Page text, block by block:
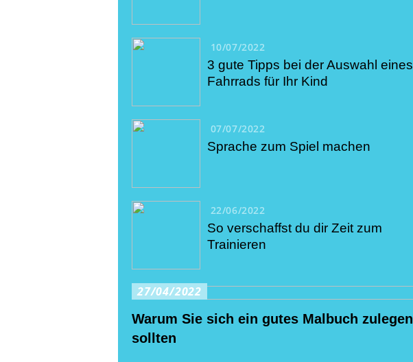
10/07/2022
3 gute Tipps bei der Auswahl eines
Fahrrads für Ihr Kind
07/07/2022
Sprache zum Spiel machen
22/06/2022
So verschaffst du dir Zeit zum
Trainieren
27/04/2022
Warum Sie sich ein gutes Malbuch zulegen
sollten